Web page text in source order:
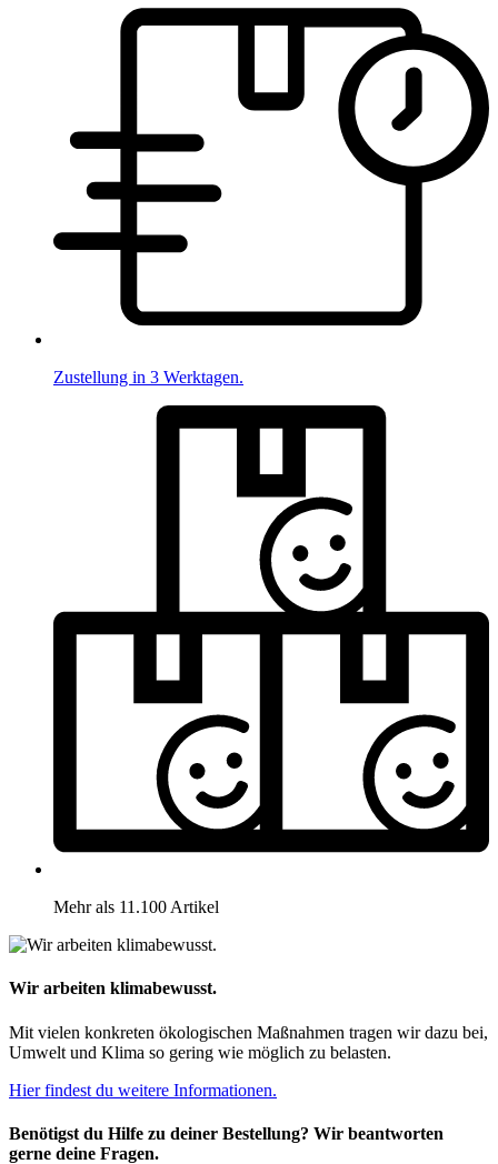
Zustellung in 3 Werktagen.
Mehr als 11.100 Artikel
Wir arbeiten klimabewusst.
Mit vielen konkreten ökologischen Maßnahmen tragen wir dazu bei,
Umwelt und Klima so gering wie möglich zu belasten.
Hier findest du weitere Informationen.
Benötigst du Hilfe zu deiner Bestellung? Wir beantworten
gerne deine Fragen.